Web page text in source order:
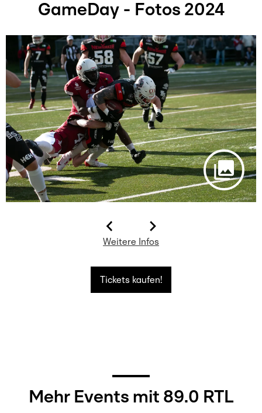
GameDay - Fotos 2024
Weitere Infos
Tickets kaufen!
Mehr Events mit 89.0 RTL